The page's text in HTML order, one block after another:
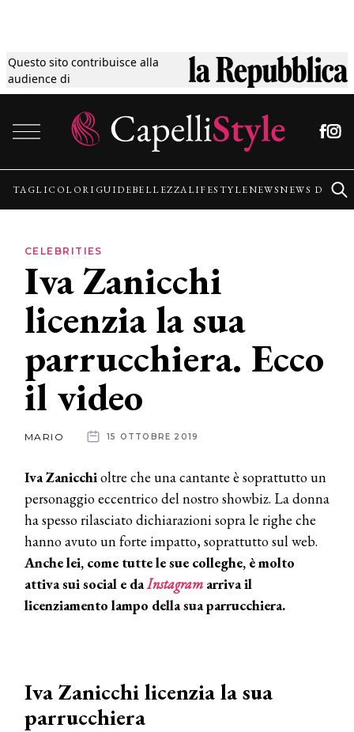
Questo sito contribuisce alla
audience di
Tagli
Colori
Guide
Lifestyle
News
News
TAGLICOLORI GUIDEBELLEZZALIFESTYLENEWSNEWS
CELEBRITIES
Iva Zanicchi
licenzia la sua
parrucchiera. Ecco
il video
MARIO 15 OTTOBRE 2019
Iva Zanicchioltre che una cantante è soprattutto un
personaggio eccentrico del nostro showbiz. La donna
ha spesso rilasciato dichiarazioni sopra le righe che
hanno avuto un forte impatto, soprattutto sul web.
Anche lei, come tutte le sue colleghe, è molto
attiva sui social e daInstagram arriva il
licenziamento lampo della sua parrucchiera.
Iva Zanicchi licenzia la sua
parrucchiera